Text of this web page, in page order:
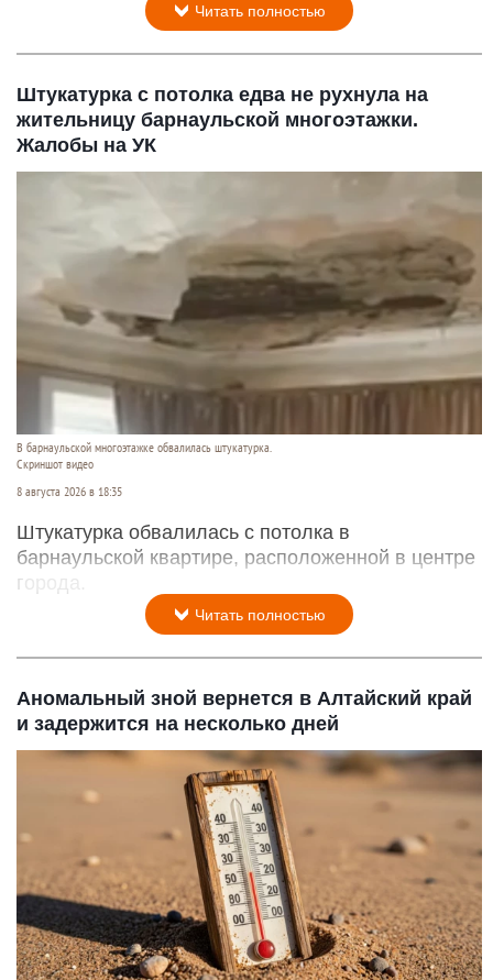
Читать полностью
Штукатурка с потолка едва не рухнула на
жительницу барнаульской многоэтажки.
Жалобы на УК
В барнаульской многоэтажке обвалилась штукатурка.
Скриншот видео
8 августа 2026 в 18:35
Штукатурка обвалилась с потолка в
барнаульской квартире, расположенной в центре
города.
Читать полностью
Аномальный зной вернется в Алтайский край
и задержится на несколько дней